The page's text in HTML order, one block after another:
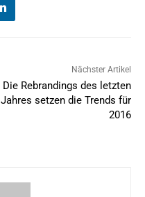
Nächster Artikel
Die Rebrandings des letzten
Jahres setzen die Trends für
2016